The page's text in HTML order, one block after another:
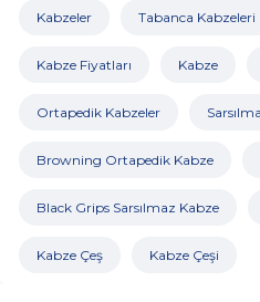
Kabzeler Tabanca Kabzeleri
Kabze Fiyatları Kabze
Ortapedik Kabzeler
Browning Ortapedik Kabze
Black Grips Sarsılmaz Kabze
Kabze Çeş Kabze Çeşi